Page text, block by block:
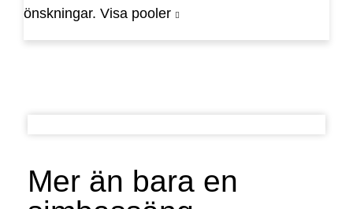
önskningar. Visa pooler
Mer än bara en